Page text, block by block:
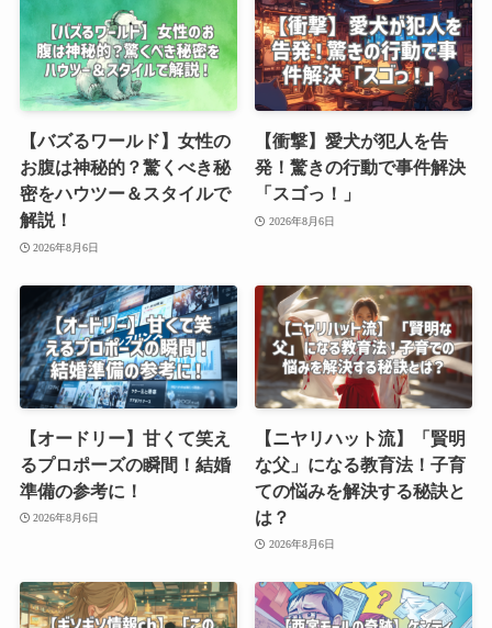
【バズるワールド】女性の
お腹は神秘的？驚くべき秘
密をハウツー＆スタイルで
解説！
2026年8月6日
【衝撃】愛犬が犯人を告
発！驚きの行動で事件解決
「スゴっ！」
2026年8月6日
【オードリー】甘くて笑え
るプロポーズの瞬間！結婚
準備の参考に！
2026年8月6日
【ニヤリハット流】「賢明
な父」になる教育法！子育
ての悩みを解決する秘訣と
は？
2026年8月6日